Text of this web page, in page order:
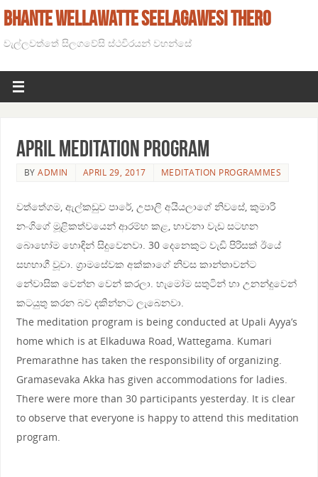
BHANTE WELLAWATTE SEELAGAWESI THERO
වැල්ලවත්තේ සිලගවේසි ස්ථවිරයන් වහන්සේ
April Meditation program
BYADMIN APRIL 29, 2017 MEDITATION PROGRAMMES
වත්තේගම, ඇල්කඩුව පාරේ, උපාලි අයියලාගේ නිවසේ, කුමාරි
නංගිගේ මූළිකත්වයෙන් ආරම්භ කළ, භාවනා වැඩ සටහන
බොහෝම හොඳින් සිදුවෙනවා. 30 දෙනෙකුට වැඩි පිරිසක් ඊයේ
සහභාගී වූවා. ග්‍රාමසේවක අක්කාගේ නිවස කාන්තාවන්ට
නේවාසික වෙන්න වෙන් කරලා. හැමෝම සතුටින් හා උනන්දුවෙන්
කටයුතු කරන බව දකින්නට ලැබෙනවා.
The meditation program is being conducted at Upali Ayya’s
home which is at Elkaduwa Road, Wattegama. Kumari
Premarathne has taken the responsibility of organizing.
Gramasevaka Akka has given accommodations for ladies.
There were more than 30 participants yesterday. It is clear
to observe that everyone is happy to attend this meditation
program.